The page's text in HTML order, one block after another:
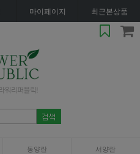
마이페이지 최근본상품
동양란 서양란